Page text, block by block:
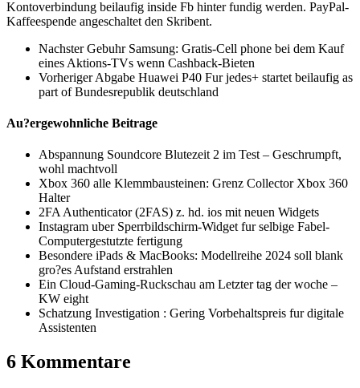
Kontoverbindung beilaufig inside Fb hinter fundig werden. PayPal-
Kaffeespende angeschaltet den Skribent.
Nachster Gebuhr Samsung: Gratis-Cell phone bei dem Kauf
eines Aktions-TVs wenn Cashback-Bieten
Vorheriger Abgabe Huawei P40 Fur jedes+ startet beilaufig as
part of Bundesrepublik deutschland
Au?ergewohnliche Beitrage
Abspannung Soundcore Blutezeit 2 im Test – Geschrumpft,
wohl machtvoll
Xbox 360 alle Klemmbausteinen: Grenz Collector Xbox 360
Halter
2FA Authenticator (2FAS) z. hd. ios mit neuen Widgets
Instagram uber Sperrbildschirm-Widget fur selbige Fabel-
Computergestutzte fertigung
Besondere iPads & MacBooks: Modellreihe 2024 soll blank
gro?es Aufstand erstrahlen
Ein Cloud-Gaming-Ruckschau am Letzter tag der woche –
KW eight
Schatzung Investigation : Gering Vorbehaltspreis fur digitale
Assistenten
6 Kommentare